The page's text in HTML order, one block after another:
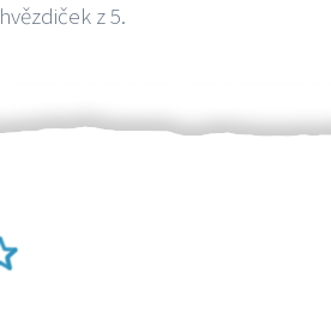
hvězdiček z 5.